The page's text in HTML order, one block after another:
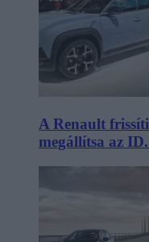
A Renault
megállítsa az